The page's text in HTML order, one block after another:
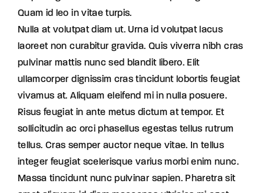
Quam id leo in vitae turpis.
Nulla at volutpat diam ut. Urna id volutpat lacus
laoreet non curabitur gravida. Quis viverra nibh cras
pulvinar mattis nunc sed blandit libero. Elit
ullamcorper dignissim cras tincidunt lobortis feugiat
vivamus at. Aliquam eleifend mi in nulla posuere.
Risus feugiat in ante metus dictum at tempor. Et
sollicitudin ac orci phasellus egestas tellus rutrum
tellus. Cras semper auctor neque vitae. In tellus
integer feugiat scelerisque varius morbi enim nunc.
Massa tincidunt nunc pulvinar sapien. Pharetra sit